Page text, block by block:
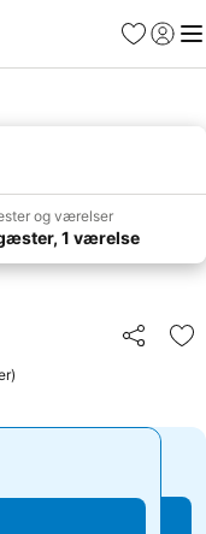
Favoritter
Log ind
og værelser
1 værelse
Del
)